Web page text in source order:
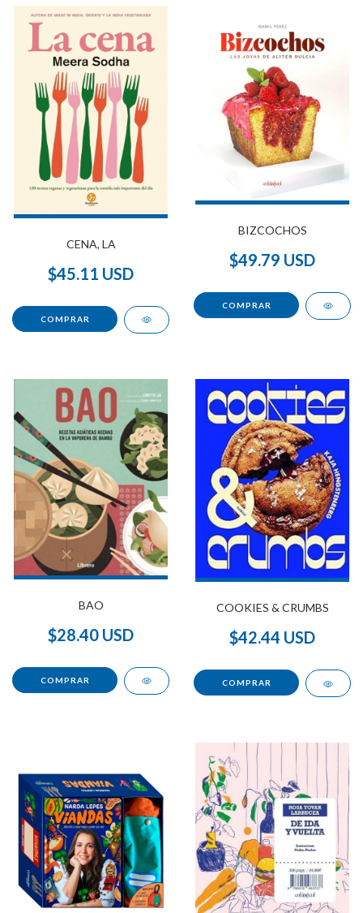
CENA, LA
$45.11 USD
BIZCOCHOS
$49.79 USD
BAO
$28.40 USD
COOKIES & CRUMBS
$42.44 USD